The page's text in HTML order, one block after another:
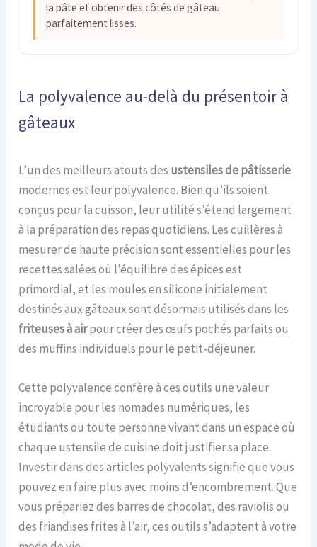
la pâte et obtenir des côtés de gâteau
parfaitement lisses.
La polyvalence au-delà du présentoir à
gâteaux
L’un des meilleurs atouts des ustensiles de pâtisserie
modernes est leur polyvalence. Bien qu’ils soient
conçus pour la cuisson, leur utilité s’étend largement
à la préparation des repas quotidiens. Les cuillères à
mesurer de haute précision sont essentielles pour les
recettes salées où l’équilibre des épices est
primordial, et les moules en silicone initialement
destinés aux gâteaux sont désormais utilisés dans les
friteuses à airpour créer des œufs pochés parfaits ou
des muffins individuels pour le petit-déjeuner.
Cette polyvalence confère à ces outils une valeur
incroyable pour les nomades numériques, les
étudiants ou toute personne vivant dans un espace où
chaque ustensile de cuisine doit justifier sa place.
Investir dans des articles polyvalents signifie que vous
pouvez en faire plus avec moins d’encombrement. Que
vous prépariez des barres de chocolat, des raviolis ou
des friandises frites à l’air, ces outils s’adaptent à votre